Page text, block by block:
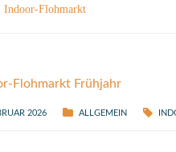
Indoor-Flohmarkt
2026 ALLGEMEIN